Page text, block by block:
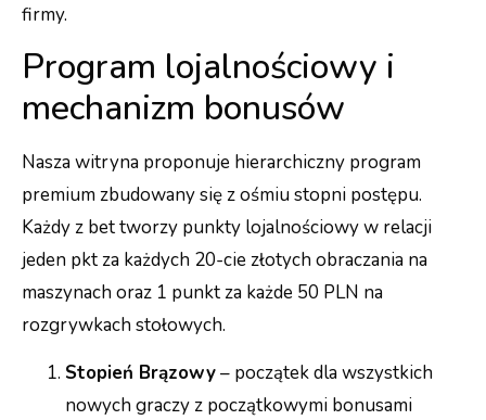
firmy.
Program lojalnościowy i
mechanizm bonusów
Nasza witryna proponuje hierarchiczny program
premium zbudowany się z ośmiu stopni postępu.
Każdy z bet tworzy punkty lojalnościowy w relacji
jeden pkt za każdych 20-cie złotych obraczania na
maszynach oraz 1 punkt za każde 50 PLN na
rozgrywkach stołowych.
Stopień Brązowy– początek dla wszystkich
nowych graczy z początkowymi bonusami